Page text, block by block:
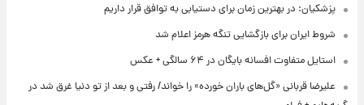
پزشکیان: در بهترین زمان برای دستیابی به توافق قرار داریم
شروط ایران برای بازگشایی تنگه هرمز اعلام شد
استایل متفاوت افسانه بایگان در ۶۴ سالگی + عکس
علیرضا قربانی «گل‌های باران خورده» را خواند/ رفتی و بعد از تو دنیا غرق شد در